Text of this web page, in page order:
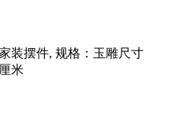
装摆件, 规格：玉雕尺寸
米